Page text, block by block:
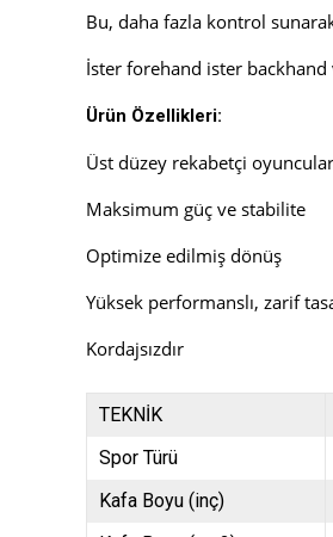
Bu, daha fazla kontrol
İster forehand ister backhand
Ürün Özellikleri:
Üst düzey rekabetçi
Maksimum güç ve stabilite
Optimize edilmiş dönüş
Yüksek performanslı, zarif
Kordajsızdır
TEKNİK
Spor Türü
Kafa Boyu (inç)